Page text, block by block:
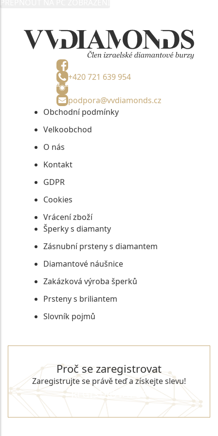
+420 721 639 954
podpora@vvdiamonds.cz
Obchodní podmínky
Velkoobchod
O nás
Kontakt
GDPR
Cookies
Vrácení zboží
Šperky s diamanty
Zásnubní prsteny s diamantem
Diamantové náušnice
Zakázková výroba šperků
Prsteny s briliantem
Slovník pojmů
Proč se zaregistrovat
Zaregistrujte se právě teď a získejte slevu!
REGISTROVAT SE